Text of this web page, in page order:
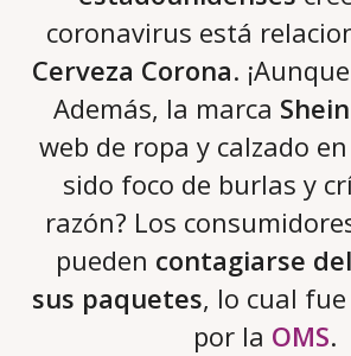
coronavirus está
Cerveza Corona.
Además, la marca Shein
web de ropa y calzado
sido foco de burlas y
razón? Los
pueden contagiarse
sus paquetes, lo cual
por la OMS.